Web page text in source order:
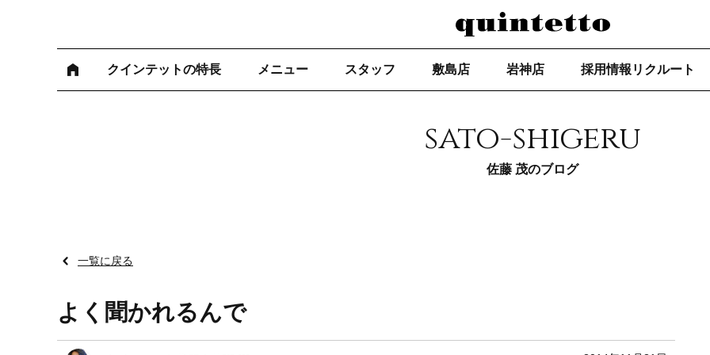
クインテットの特長 メニュー スタッフ 敷島店 岩神店 採用情報リクルート
sato-shigeru
佐藤 茂のブログ
一覧に戻る
よく聞かれるんで